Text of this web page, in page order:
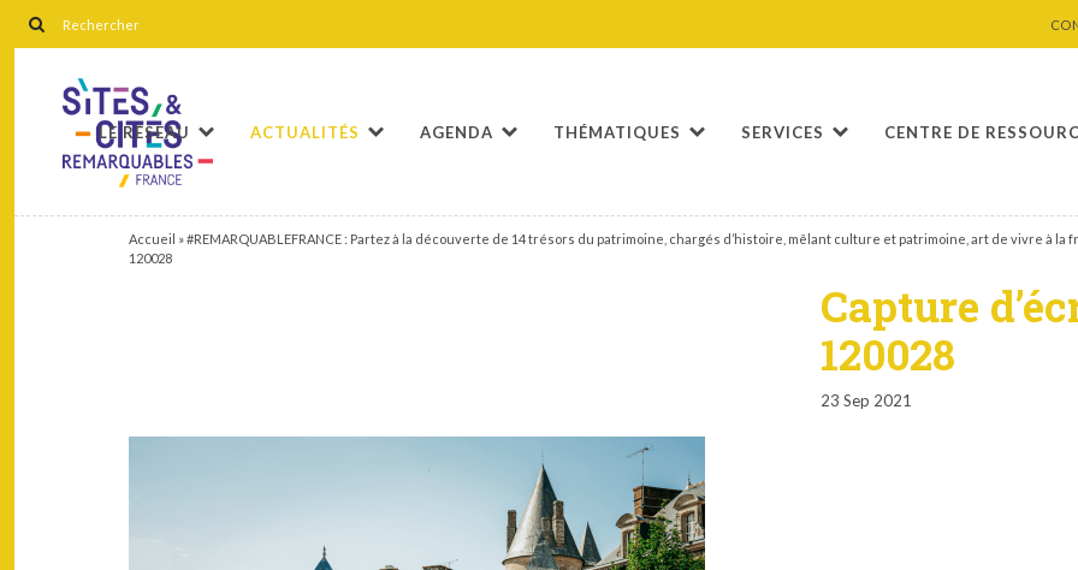
LE RÉSEAU ACTUALITÉS AGENDA THÉMATIQUES SERVICES CENTRE DE
Accueil »#REMARQUABLEFRANCE : Partez à la découverte de 14 trésors du patrimoine, chargés d’histoire, mêlant culture et patrimoine, art de vivre à la
120028
Capture
120028
23 Sep 2021